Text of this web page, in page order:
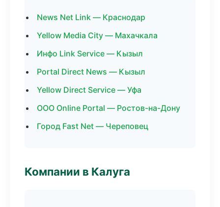
News Net Link — Краснодар
Yellow Media City — Махачкала
Инфо Link Service — Кызыл
Portal Direct News — Кызыл
Yellow Direct Service — Уфа
ООО Online Portal — Ростов-на-Дону
Город Fast Net — Череповец
Компании в Калуга